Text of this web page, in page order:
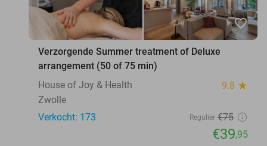
favorite_border
Verzorgende Summer treatment of Deluxe
arrangement (50 of 75 min)
House of Joy & Health
9.8 star
Zwolle
Verkocht: 173
Regulier €75
€39,95